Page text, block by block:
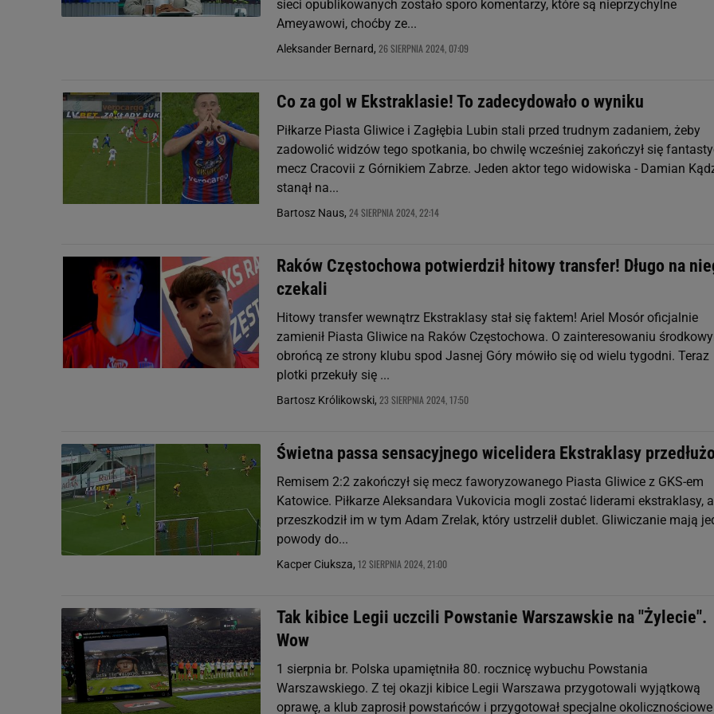
sieci opublikowanych zostało sporo komentarzy, które są nieprzychylne
Ameyawowi, choćby ze...
Aleksander Bernard, 26 SIERPNIA 2024, 07:09
Co za gol w Ekstraklasie! To zadecydowało o wyniku
Piłkarze Piasta Gliwice i Zagłębia Lubin stali przed trudnym zadaniem, żeby
zadowolić widzów tego spotkania, bo chwilę wcześniej zakończył się
mecz Cracovii z Górnikiem Zabrze. Jeden aktor tego widowiska - Damian
stanął na...
Bartosz Naus, 24 SIERPNIA 2024, 22:14
Raków Częstochowa potwierdził hitowy transfer! Długo na
czekali
Hitowy transfer wewnątrz Ekstraklasy stał się faktem! Ariel Mosór oficjalnie
zamienił Piasta Gliwice na Raków Częstochowa. O zainteresowaniu
obrońcą ze strony klubu spod Jasnej Góry mówiło się od wielu tygodni. Teraz
plotki przekuły się ...
Bartosz Królikowski, 23 SIERPNIA 2024, 17:50
Świetna passa sensacyjnego wicelidera Ekstraklasy
Remisem 2:2 zakończył się mecz faworyzowanego Piasta Gliwice z GKS-em
Katowice. Piłkarze Aleksandara Vukovicia mogli zostać liderami ekstraklasy,
przeszkodził im w tym Adam Zrelak, który ustrzelił dublet. Gliwiczanie mają
powody do...
Kacper Ciuksza, 12 SIERPNIA 2024, 21:00
Tak kibice Legii uczcili Powstanie Warszawskie na "Żylecie".
Wow
1 sierpnia br. Polska upamiętniła 80. rocznicę wybuchu Powstania
Warszawskiego. Z tej okazji kibice Legii Warszawa przygotowali wyjątkową
oprawę, a klub zaprosił powstańców i przygotował specjalne okolicznościowe